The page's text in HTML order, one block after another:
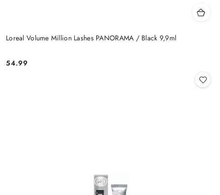
Loreal Volume Million Lashes PANORAMA / Black 9,9ml
Cena:
54.99